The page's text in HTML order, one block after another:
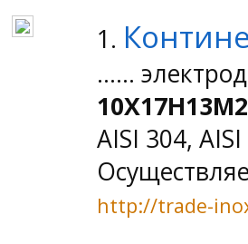
1.
......
AISI 304,
http://trade-